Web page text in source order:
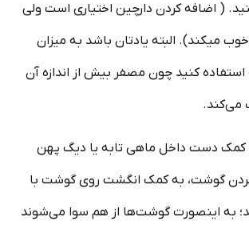
( اضافه کردن دارچین اختیاری است ولی
میکند). البته یادتان باشد به میزان
کنید چون مصفر بیش از اندازه آن
می‌کند.
کمک دست داخل ماهی تابه یا دیگ پهن
گوشت، به کمک انگشت روی گوشت با
به اینصورت گوشت‌ها از هم سوا می‌شوند